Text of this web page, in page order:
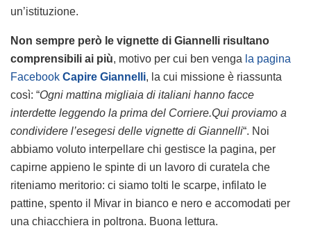
un’istituzione.
Non sempre però le vignette di Giannelli risultano
comprensibili ai più, motivo per cui ben venga la pagina
Facebook Capire Giannelli, la cui missione è riassunta
così: “Ogni mattina migliaia di italiani hanno facce
interdette leggendo la prima del Corriere.Qui proviamo a
condividere l’esegesi delle vignette di Giannelli“. Noi
abbiamo voluto interpellare chi gestisce la pagina, per
capirne appieno le spinte di un lavoro di curatela che
riteniamo meritorio: ci siamo tolti le scarpe, infilato le
pattine, spento il Mivar in bianco e nero e accomodati per
una chiacchiera in poltrona. Buona lettura.